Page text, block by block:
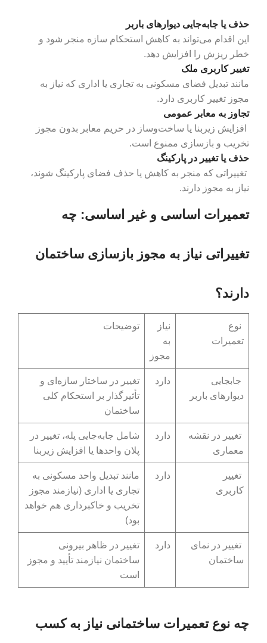
حذف یا جابه‌جایی دیوارهای باربر
این اقدام می‌تواند به کاهش استحکام سازه منجر شود و
خطر ریزش را افزایش دهد.
تغییر کاربری ملک
مانند تبدیل فضای مسکونی به تجاری یا اداری که نیاز به
مجوز تغییر کاربری دارد.
تجاوز به معابر عمومی
افزایش زیربنا یا ساخت‌وساز در حریم معابر بدون مجوز
تخریب و بازسازی ممنوع است.
حذف یا تغییر در پارکینگ
تغییراتی که منجر به کاهش یا حذف فضای پارکینگ شوند،
نیاز به مجوز دارند.
تعمیرات اساسی و غیر اساسی: چه
تغییراتی نیاز به مجوز بازسازی ساختمان
دارند؟
نوع
تعمیرات
نیاز
به
مجوز
توضیحات
جابجایی
دیوارهای باربر
دارد
تغییر در ساختار سازه‌ای و
تأثیرگذار بر استحکام کلی
ساختمان
تغییر در نقشه
معماری
دارد
شامل جابه‌جایی پله، تغییر در
پلان واحدها یا افزایش زیربنا
تغییر
کاربری
دارد
مانند تبدیل واحد مسکونی به
تجاری یا اداری (نیازمند مجوز
تخریب و خاکبرداری هم خواهد
بود)
تغییر در نمای
ساختمان
دارد
تغییر در ظاهر بیرونی
ساختمان نیازمند تأیید و مجوز
است
چه نوع تعمیرات ساختمانی نیاز به کسب